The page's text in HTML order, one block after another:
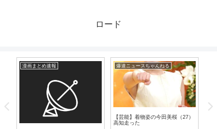
ロード
漫画まとめ速報 爆速ニュースちゃんねる
【芸能】着物姿の今田美桜（27）
高知走った